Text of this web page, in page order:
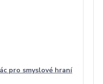
pro smyslové hraní